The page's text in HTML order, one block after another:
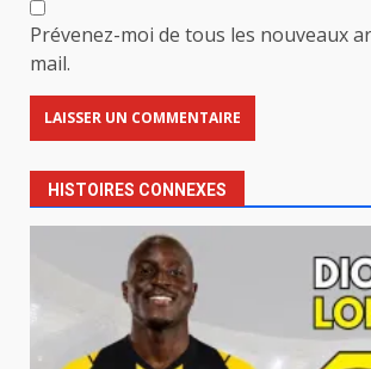
Prévenez-moi de tous les nouveaux
mail.
HISTOIRES CONNEXES